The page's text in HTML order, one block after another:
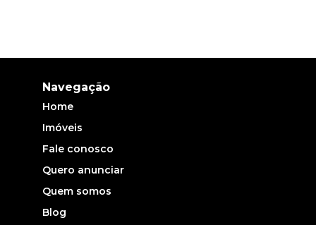
Navegação
Home
Imóveis
Fale conosco
Quero anunciar
Quem somos
Blog